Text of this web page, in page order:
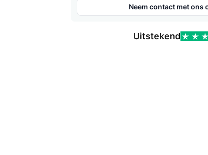
Neem contact met ons
Uitstekend